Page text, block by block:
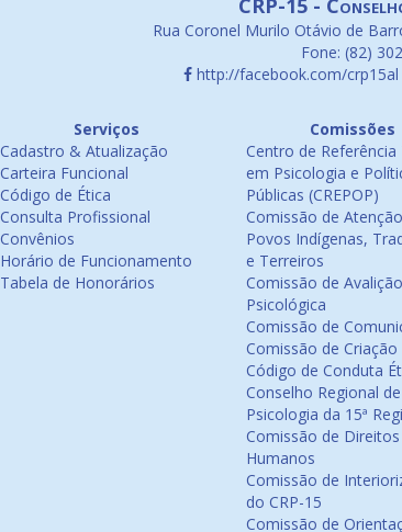
CRP-15 -
Rua Coronel Murilo Otávio de
Fone: (82)
http://facebook.com/crp15al
Serviços
Cadastro & Atualização
Carteira Funcional
Código de Ética
Consulta Profissional
Convênios
Horário de Funcionamento
Tabela de Honorários
Comissões
Centro de Referência
em Psicologia e
Públicas (CREPOP)
Comissão de
Povos Indígenas,
e Terreiros
Comissão de Avalição
Psicológica
Comissão de
Comissão de Criação
Código de Conduta
Conselho Regional de
Psicologia da 15ª
Comissão de Direitos
Humanos
Comissão de
do CRP-15
Comissão de